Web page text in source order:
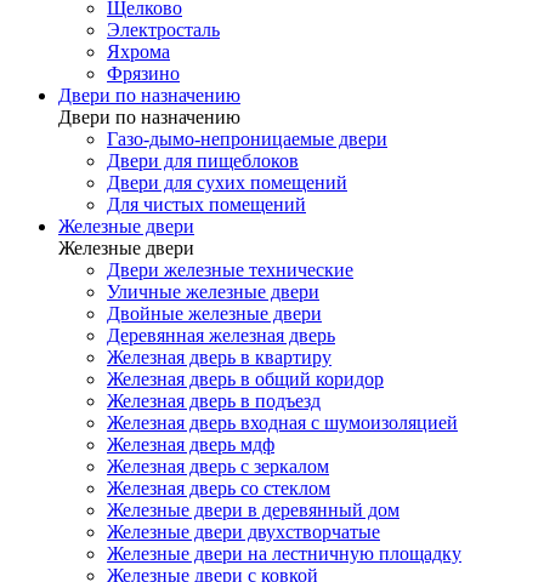
Щелково
Электросталь
Яхрома
Фрязино
Двери по назначению
Двери по назначению
Газо-дымо-непроницаемые двери
Двери для пищеблоков
Двери для сухих помещений
Для чистых помещений
Железные двери
Железные двери
Двери железные технические
Уличные железные двери
Двойные железные двери
Деревянная железная дверь
Железная дверь в квартиру
Железная дверь в общий коридор
Железная дверь в подъезд
Железная дверь входная с шумоизоляцией
Железная дверь мдф
Железная дверь с зеркалом
Железная дверь со стеклом
Железные двери в деревянный дом
Железные двери двухстворчатые
Железные двери на лестничную площадку
Железные двери с ковкой